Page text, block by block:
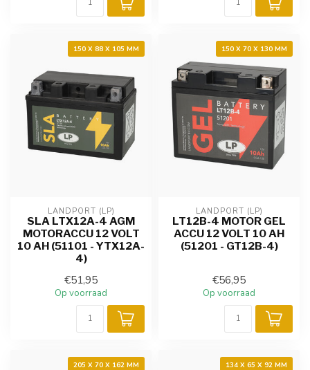
150 X 88 X 105 MM
LANDPORT (LP)
SLA LTX12A-4 AGM
MOTORACCU 12 VOLT
10 AH (51101 - YTX12A-
4)
€51,95
Op voorraad
150 X 70 X 130 MM
LANDPORT (LP)
LT12B-4 MOTOR GEL
ACCU 12 VOLT 10 AH
(51201 - GT12B-4)
€56,95
Op voorraad
205 X 70 X 162 MM 134 X 65 X 92 MM